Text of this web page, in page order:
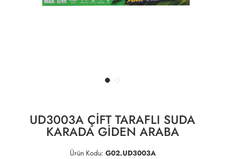
UD3003A ÇİFT TARAFLI SUDA
KARADA GİDEN ARABA
Ürün Kodu: G02.UD3003A